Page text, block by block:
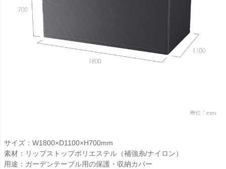
サイズ：W1800×D1100×H700mm
素材：リップストップポリエステル（補強糸/ナイロン）
用途：ガーデンテーブル用の保護・収納カバー